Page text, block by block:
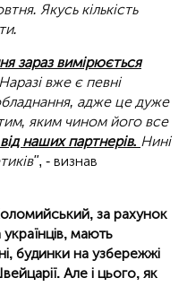
Якусь кількість
зараз вимірюється
Наразі вже є певні
адже це дуже
яким чином його все
наших партнерів. Нині
, - визнав
за рахунок
мають
будинки на узбережжі
Але і цього, як